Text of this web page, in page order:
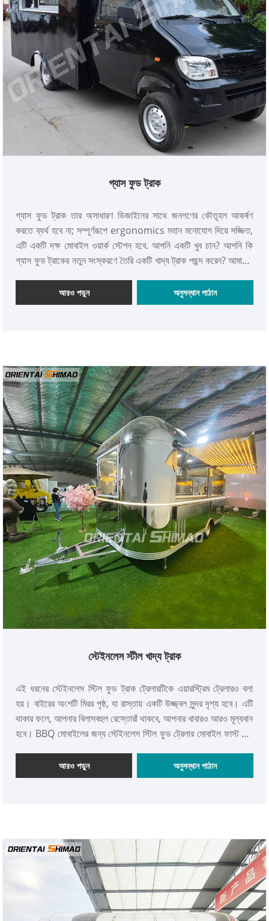
গ্যাস ফুড ট্রাক
গ্যাস ফুড ট্রাক তার অসাধারণ ডিজাইনের সাথে জনগণের কৌতূহল আকর্ষণ
করতে ব্যর্থ হবে না; সম্পূর্ণরূপে ergonomics মহান মনোযোগ দিয়ে সজ্জিত,
এটি একটি দক্ষ মোবাইল ওয়ার্ক স্টেশন হবে. আপনি একটি খুব চান? আপনি কি
গ্যাস ফুড ট্রাকের নতুন সংস্করণে তৈরি একটি খাদ্য ট্রাক পছন্দ করেন? আমাদের
একজনকে জ্বালানী খরচ কমাতে এবং সম্পূর্ণ চার্জে দীর্ঘ দূরত্ব ভ্রমণ করতে দেয়।
সেটআপটি স্থানগুলিকে অপ্টিমাইজ করে যাতে আপনি আরও ভালভাবে কাজ করতে
আরও পড়ুন অনুসন্ধান পাঠান
স্টেইনলেস স্টীল খাদ্য ট্রাক
এই ধরনের স্টেইনলেস স্টিল ফুড ট্রাক ট্রেলারটিকে এয়ারস্ট্রিম ট্রেলারও বলা
হয়। বাইরের অংশটি মিরর পৃষ্ঠ, যা রাস্তায় একটি উজ্জ্বল সুন্দর দৃশ্য হবে। এটি
থাকার ফলে, আপনার বিলাসবহুল রেস্তোরাঁ থাকবে, আপনার খাবারও আরও মূল্যবান
হবে। BBQ মোবাইলের জন্য স্টেইনলেস স্টিল ফুড ট্রেলার মোবাইল ফাস্ট ফুড
এয়ারস্ট্রিম ফুড ট্রেলার কাস্টমাইজড স্টেইনলেস স্টীল ক্যাটারিং ফুড ট্রেলার
স্টেইনলেস স্টীল ফুড ট্রেলার/ফুড কিয়স্ক কার্ট/ক্যাটারিং ট্রেলার মোবাইল
আরও পড়ুন অনুসন্ধান পাঠান